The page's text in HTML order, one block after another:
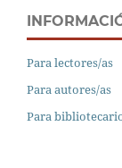
Para lectores/as
Para autores/as
Para